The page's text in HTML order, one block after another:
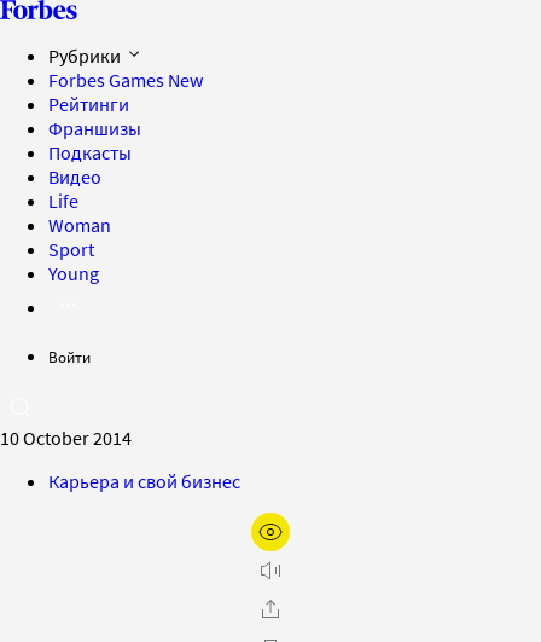
Рубрики
Forbes Games New
Рейтинги
Франшизы
Подкасты
Видео
Life
Woman
Sport
Young
Войти
10 October 2014
Карьера и свой бизнес